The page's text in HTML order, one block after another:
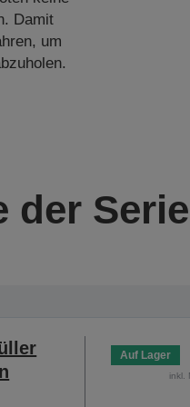
Damit
um
der Serie
Auf Lager
inkl.